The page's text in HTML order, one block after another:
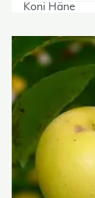
Koni Häne